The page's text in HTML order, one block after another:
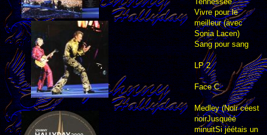
Vivre pour le
meilleur (avec
Sonia Lacen)
Sang pour sang
LP 2
Face C
Medley (Noir céest
noirJusquéé
minuitSi jéétais un